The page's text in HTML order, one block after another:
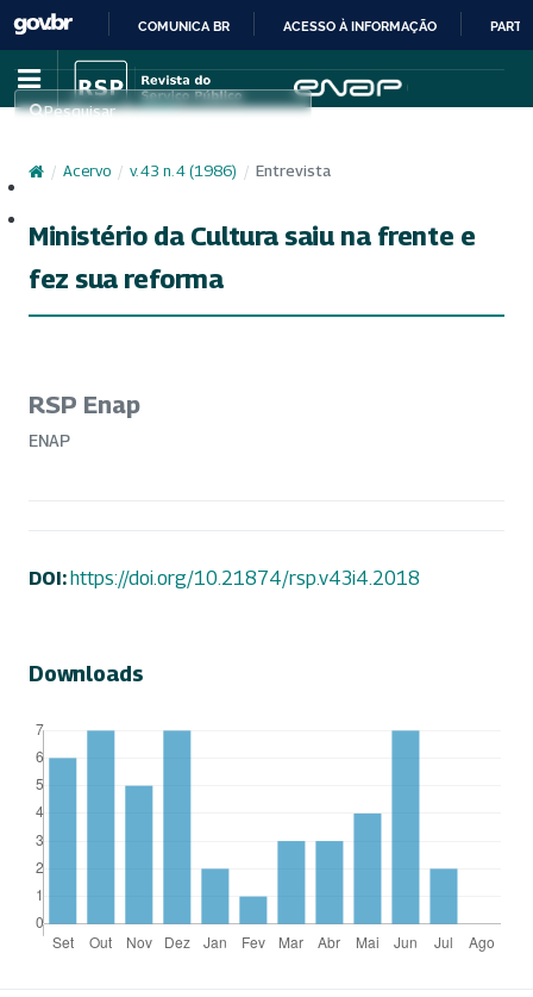
IR
PARA
CONTEÚDO
COMUNICA BR ACESSO À INFORMAÇÃO
Pesquisar
/ Acervo / v. 43 n. 4 (1986) / Entrevista
Ministério da Cultura saiu na frente e
fez sua reforma
RSP Enap
ENAP
DOI:https://doi.org/10.21874/rsp.v43i4.2018
Downloads